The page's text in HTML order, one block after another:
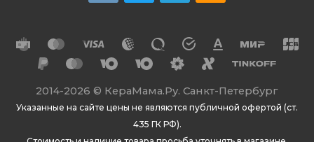
2014-2026 © КераМама.Ру. Санкт-Петербург
Указанные на сайте цены не являются публичной офертой (ст.
435 ГК РФ).